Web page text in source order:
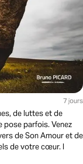
7 jours
de luttes et de
pose parfois. Venez
de Son Amour et de
de votre cœur. l